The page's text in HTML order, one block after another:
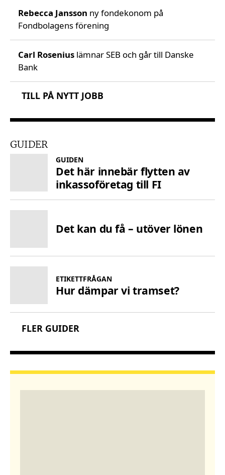
Rebecca Jansson ny fondekonom på
Fondbolagens förening
Carl Rosenius lämnar SEB och går till Danske
Bank
TILL PÅ NYTT JOBB
GUIDER
GUIDEN
Det här innebär flytten av
inkassoföretag till FI
Det kan du få – utöver lönen
ETIKETTFRÅGAN
Hur dämpar vi tramset?
FLER GUIDER